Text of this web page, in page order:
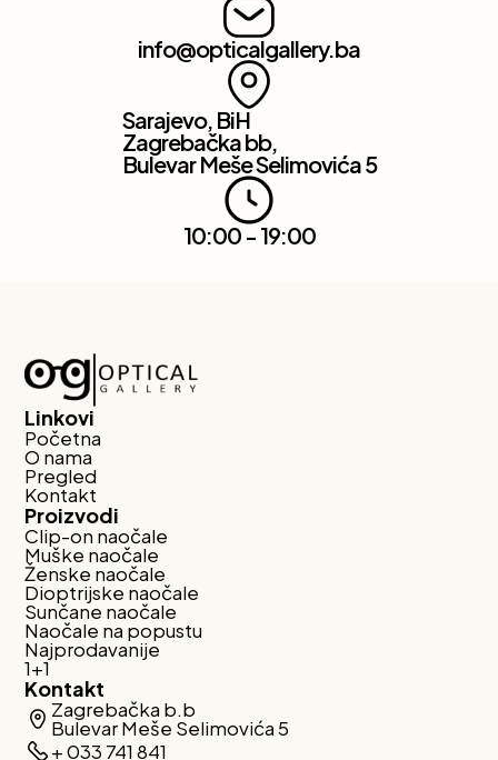
info@opticalgallery.ba
Sarajevo, BiH
Zagrebačka bb,
Bulevar Meše Selimovića 5
10:00 - 19:00
Linkovi
Početna
O nama
Pregled
Kontakt
Proizvodi
Clip-on naočale
Muške naočale
Ženske naočale
Dioptrijske naočale
Sunčane naočale
Naočale na popustu
Najprodavanije
1+1
Kontakt
Zagrebačka b.b
Bulevar Meše Selimovića 5
+ 033 741 841